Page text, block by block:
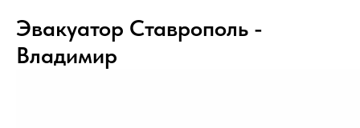
Эвакуатор Ставрополь -
Владимир